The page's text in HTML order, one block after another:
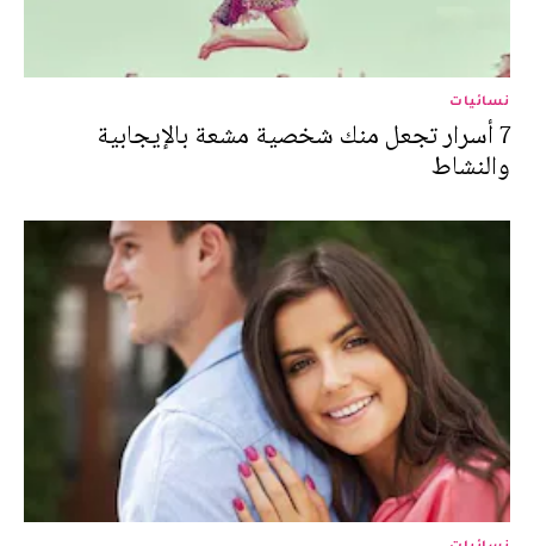
نسائيات
7 أسرار تجعل منك شخصية مشعة بالإيجابية
والنشاط